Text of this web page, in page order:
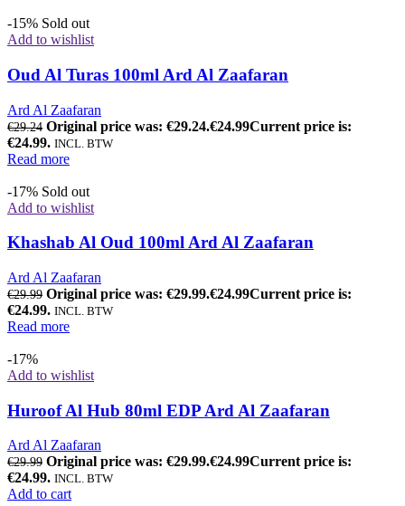
-15% Sold out
Add to wishlist
Oud Al Turas 100ml Ard Al Zaafaran
Ard Al Zaafaran
€29.24 Original price was: €29.24.€24.99Current price is:
€24.99. INCL. BTW
Read more
-17% Sold out
Add to wishlist
Khashab Al Oud 100ml Ard Al Zaafaran
Ard Al Zaafaran
€29.99 Original price was: €29.99.€24.99Current price is:
€24.99. INCL. BTW
Read more
-17%
Add to wishlist
Huroof Al Hub 80ml EDP Ard Al Zaafaran
Ard Al Zaafaran
€29.99 Original price was: €29.99.€24.99Current price is:
€24.99. INCL. BTW
Add to cart